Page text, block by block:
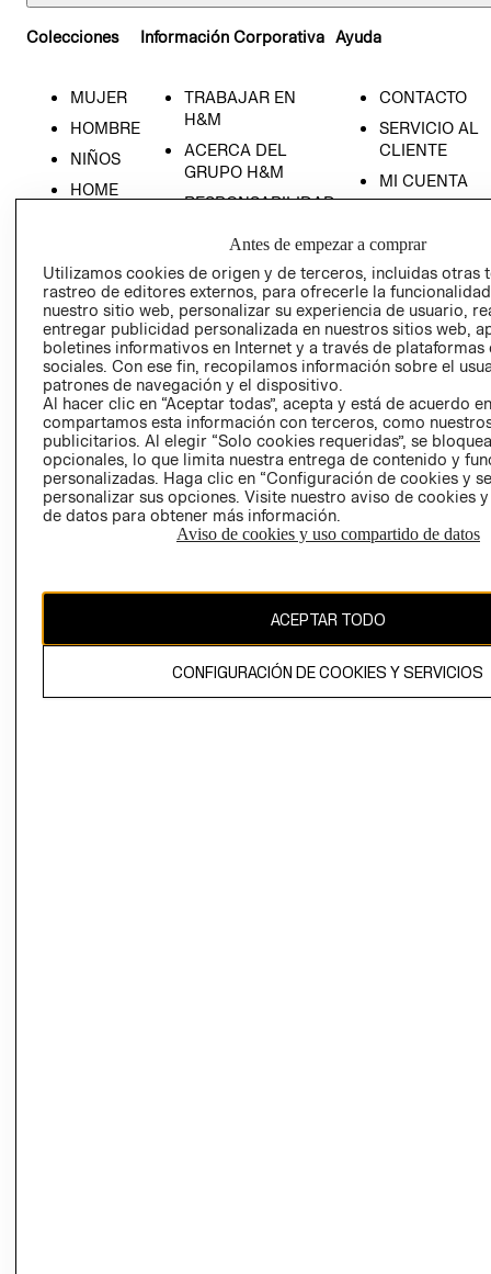
Colecciones
MUJER
HOMBRE
NIÑOS
HOME
Información Corporativa
TRABAJAR EN
H&M
ACERCA DEL
GRUPO H&M
RESPONSABILIDAD
PRENSA
RELACIÓN CON
INVERSIONISTAS
POLÍTICA
EMPRESARIAL
Ayuda
CONTACTO
SERVICIO AL
CLIENTE
MI CUENTA
- RETIRO EN
TIENDA
TÉRMINOS Y
CONDICIONES
PRIVACIDAD
GIFT CARD
AVISO DE
COOKIES
Uruguay ($U)
Antes de empezar a comprar
Utilizamos cookies de origen y de terceros, incluidas otras
rastreo de editores externos, para ofrecerle la
nuestro sitio web, personalizar su experiencia de usuario,
entregar publicidad personalizada en nuestros sitios web,
boletines informativos en Internet y a través de plataformas
sociales. Con ese fin, recopilamos información sobre el
patrones de navegación y el dispositivo.
Al hacer clic en “Aceptar todas”, acepta y está de acuerdo
compartamos esta información con terceros, como
publicitarios. Al elegir “Solo cookies requeridas”, se
opcionales, lo que limita nuestra entrega de contenido y
personalizadas. Haga clic en “Configuración de cookies y
personalizar sus opciones. Visite nuestro aviso de cookies
de datos para obtener más información.
Aviso de cookies y uso compartido de datos
ACEPTAR TODO
CONFIGURACIÓN DE COOKIES Y SERVICIOS